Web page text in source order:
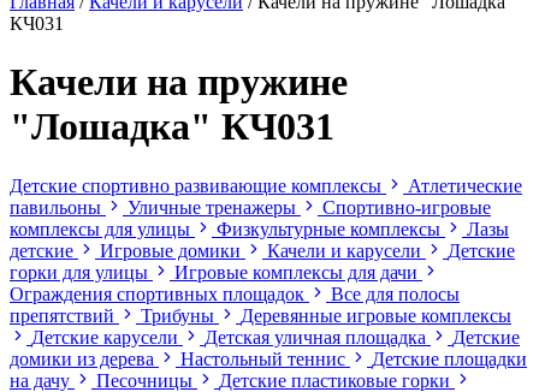
КЧ031
Качели на пружине
"Лошадка" КЧ031
Детские спортивно развивающие комплексы
Атлетические
павильоны
Уличные тренажеры
Спортивно-игровые
комплексы для улицы
Физкультурные комплексы
Лазы
детские
Игровые домики Качели и карусели
Детские
горки для улицы
Игровые комплексы для дачи
Ограждения спортивных площадок
Все для полосы
препятствий
Трибуны
Деревянные игровые комплексы
Детские карусели
Детская уличная площадка
Детские
домики из дерева
Настольный теннис
Детские площадки
на дачу
Песочницы Детские пластиковые горки